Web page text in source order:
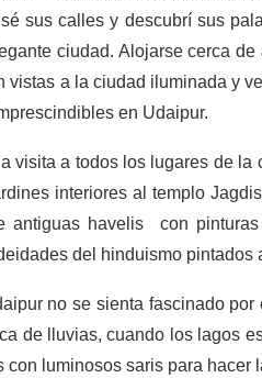
sus calles y descubrí sus
ciudad. Alojarse cerca
vistas a la ciudad iluminada y
en Udaipur.
visita a todos los lugares de
interiores al templo
havelis con
del hinduismo pintados
no se sienta fascinado
de lluvias, cuando los lagos
luminosos saris para